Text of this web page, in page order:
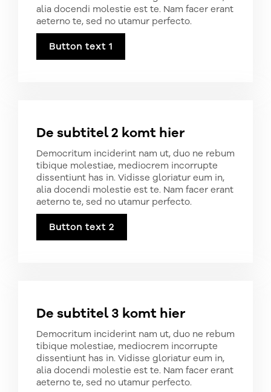
alia docendi molestie est te. Nam facer erant
aeterno te, sed no utamur perfecto.
Button text 1
De subtitel 2 komt hier
Democritum inciderint nam ut, duo ne rebum
tibique molestiae, mediocrem incorrupte
dissentiunt has in. Vidisse gloriatur eum in,
alia docendi molestie est te. Nam facer erant
aeterno te, sed no utamur perfecto.
Button text 2
De subtitel 3 komt hier
Democritum inciderint nam ut, duo ne rebum
tibique molestiae, mediocrem incorrupte
dissentiunt has in. Vidisse gloriatur eum in,
alia docendi molestie est te. Nam facer erant
aeterno te, sed no utamur perfecto.